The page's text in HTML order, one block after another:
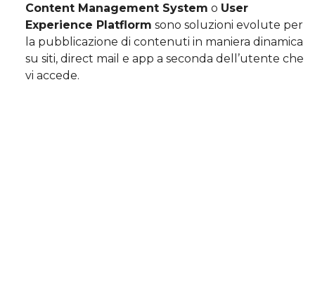
Content Management System o User
Experience Platflorm sono soluzioni evolute per
la pubblicazione di contenuti in maniera dinamica
su siti, direct mail e app a seconda dell’utente che
vi accede.